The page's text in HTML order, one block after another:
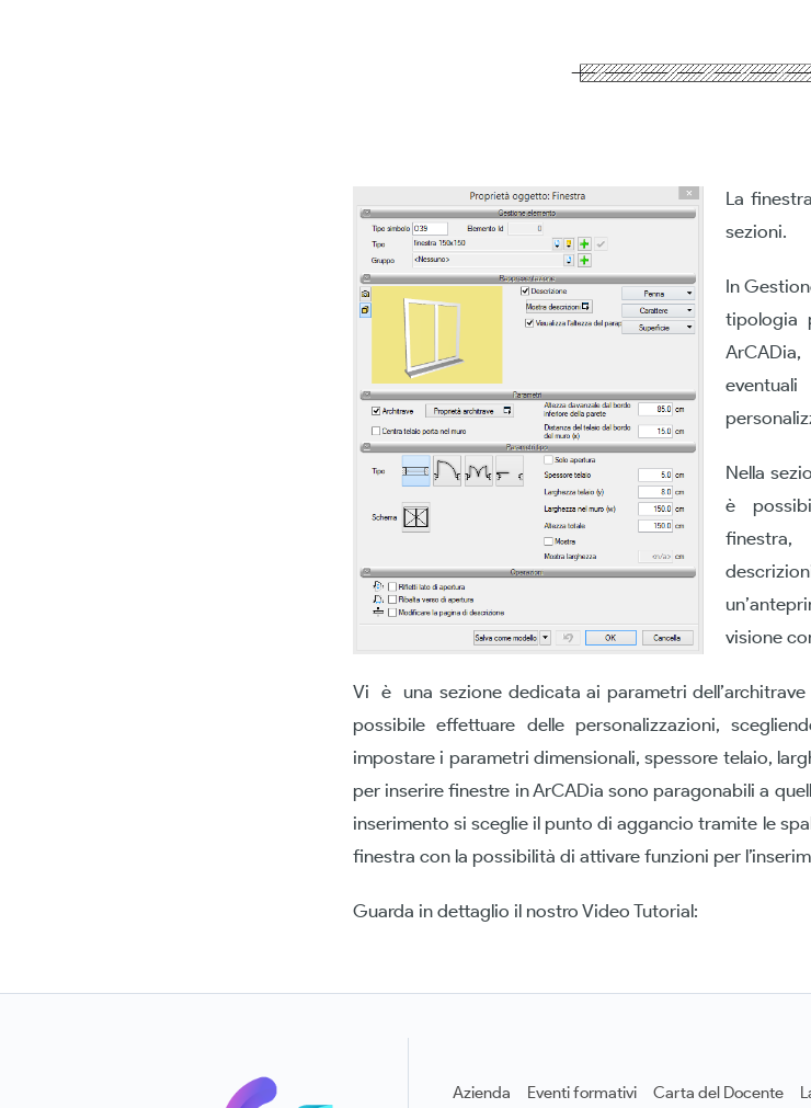
La
sezioni.
In
tipologia
Nella
è
finestra,
visione
Vi è una sezione dedicata ai parametri
possibile effettuare delle personalizzazioni,
impostare i parametri dimensionali, spessore telaio,
per inserire finestre in ArCADia sono paragonabili a
inserimento si sceglie il punto di aggancio tramite le
finestra con la possibilità di attivare funzioni per
Guarda in dettaglio il nostro Video Tutorial:
Azienda Eventi formativi Carta del Docente